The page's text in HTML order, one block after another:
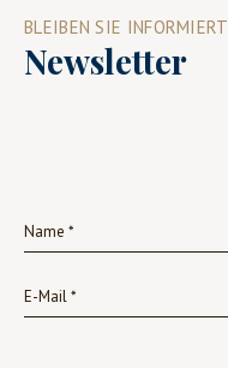
BLEIBEN SIE INFORMIERT
Newsletter